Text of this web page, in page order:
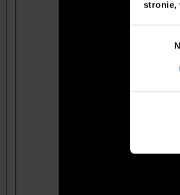
stronie,